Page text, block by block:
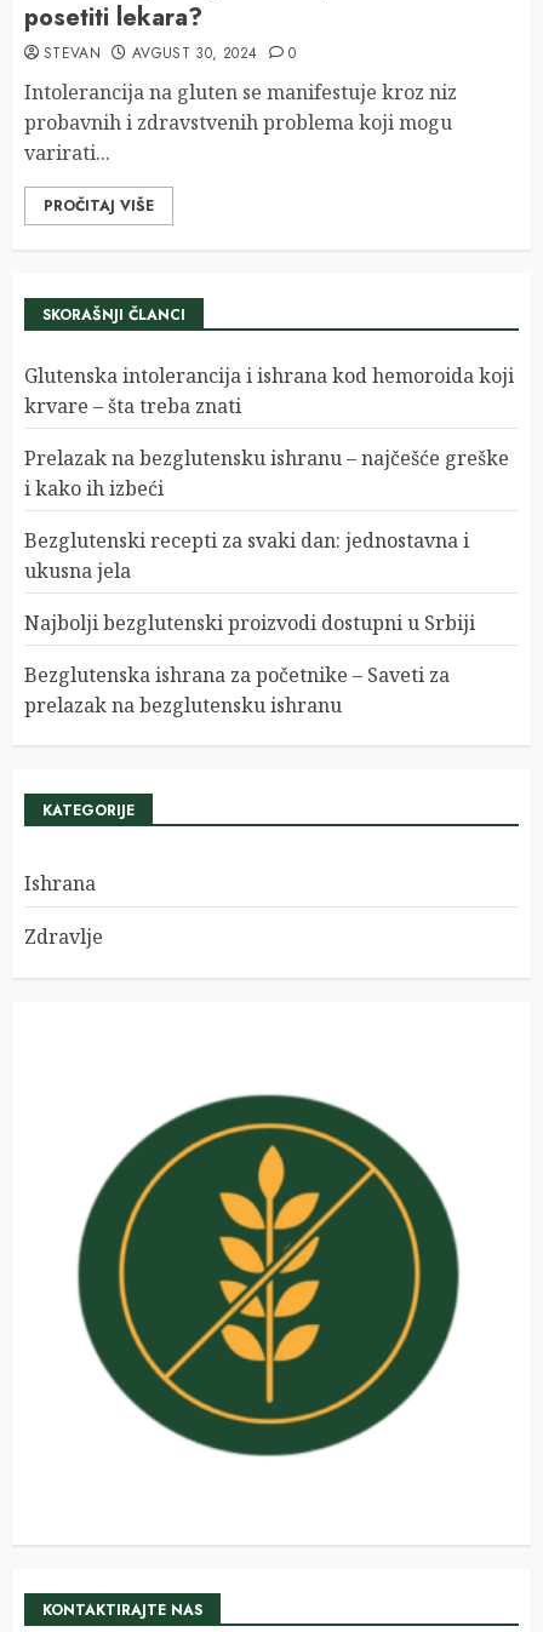
posetiti lekara?
STEVAN AVGUST 30, 2024 0
Intolerancija na gluten se manifestuje kroz niz
probavnih i zdravstvenih problema koji mogu
varirati...
PROČITAJ VIŠE
SKORAŠNJI ČLANCI
Glutenska intolerancija i ishrana kod hemoroida koji
krvare – šta treba znati
Prelazak na bezglutensku ishranu – najčešće greške
i kako ih izbeći
Bezglutenski recepti za svaki dan: jednostavna i
ukusna jela
Najbolji bezglutenski proizvodi dostupni u Srbiji
Bezglutenska ishrana za početnike – Saveti za
prelazak na bezglutensku ishranu
KATEGORIJE
Ishrana
Zdravlje
KONTAKTIRAJTE NAS